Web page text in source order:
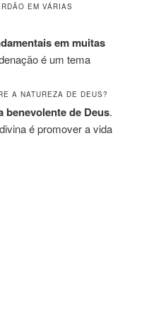
EM VÁRIAS
em muitas
é um tema
A NATUREZA DE DEUS?
benevolente de Deus.
é promover a vida